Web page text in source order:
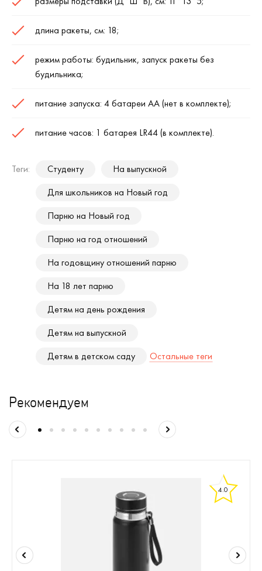
длина ракеты, см: 18;
режим работы: будильник, запуск ракеты без
будильника;
питание запуска: 4 батареи АА (нет в комплекте);
питание часов: 1 батарея LR44 (в комплекте).
Теги: Студенту
На выпускной
Для школьников на Новый год
Парню на Новый год
Парню на год отношений
На годовщину отношений парню
На 18 лет парню
Детям на день рождения
Детям на выпускной
Детям в детском саду
Остальные теги
Рекомендуем
4.0